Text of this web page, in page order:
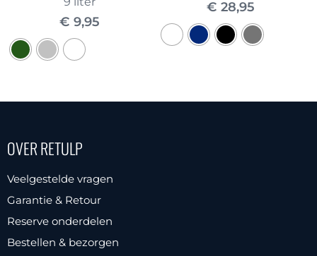
€ 9,95
variaties.
optie
kan
gekozen
worden
€ 28,95
heeft
OVER RETULP
Veelgestelde vragen
Garantie & Retour
Reserve onderdelen
Bestellen & bezorgen